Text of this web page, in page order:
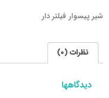
شیر پیسوار فیلتر دار
نظرات (0)
دیدگاهها